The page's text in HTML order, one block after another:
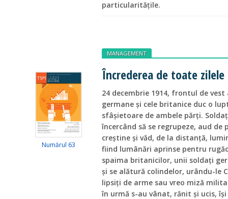
particularitățile.
Numărul 63
MANAGEMENT
Încrederea de toate zilele
24 decembrie 1914, frontul de
germane și cele britanice duc o
sfâșietoare de ambele părți.
încercând să se regrupeze, aud
creștine și văd, de la distanță,
fiind lumânări aprinse pentru
spaima britanicilor, unii soldați
și se alătură colindelor, urându-le
lipsiți de arme sau vreo miză
în urmă s-au vânat, rănit și ucis,